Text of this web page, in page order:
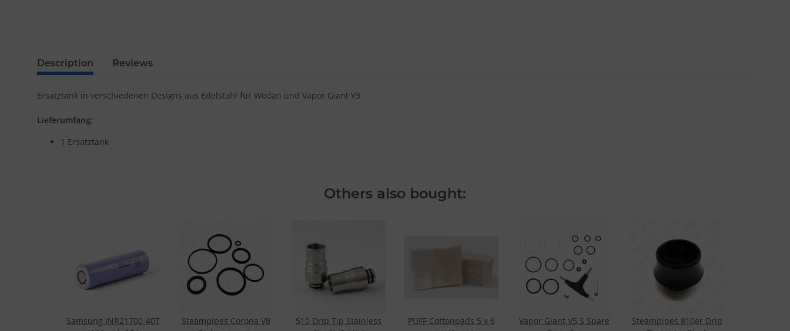
Description Reviews
Ersatztank in verschiedenen Designs aus Edelstahl für Wodan und Vapor Giant V3
Lieferumfang:
1 Ersatztank
Others also bought:
Samsung INR21700-40T
Steampipes Corona V8
510 Drip Tip Stainless
PUFF Cottonpads 5 x 6
Vapor Giant V5 S Spare
Steampipes 810er Drip